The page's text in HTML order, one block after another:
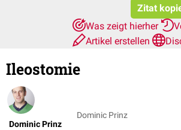
Zitat
Was zeigt hierher
Artikel erstellen
Ileostomie
Dominic Prinz
Dominic Prinz